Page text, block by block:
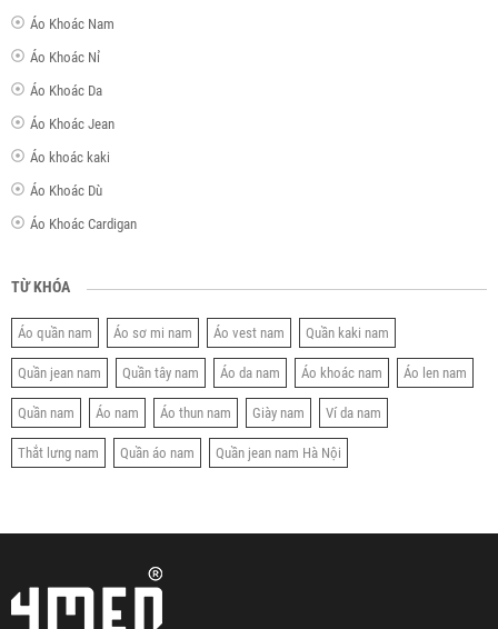
Áo Khoác Nam
Áo Khoác Nỉ
Áo Khoác Da
Áo Khoác Jean
Áo khoác kaki
Áo Khoác Dù
Áo Khoác Cardigan
TỪ KHÓA
Áo quần nam Áo sơ mi nam Áo vest nam Quần kaki nam
Quần jean nam Quần tây nam Áo da nam Áo khoác nam Áo len nam
Quần nam Áo nam Áo thun nam Giày nam Ví da nam
Thắt lưng nam Quần áo nam Quần jean nam Hà Nội